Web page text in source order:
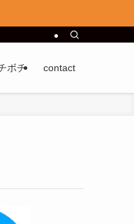
ボチ contact